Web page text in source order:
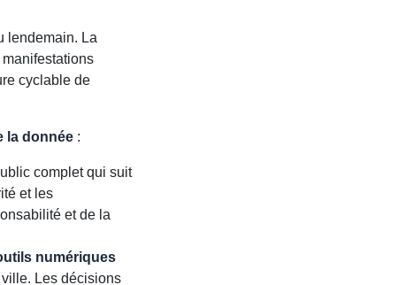
lendemain. La
cyclable de
la donnée:
complet qui suit
et les
et de la
numériques
Les décisions